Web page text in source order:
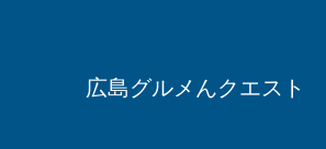
広島グルメんクエスト